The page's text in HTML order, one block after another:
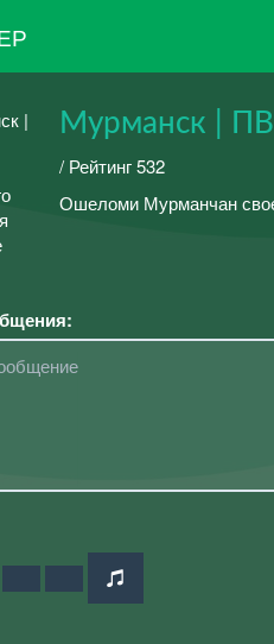
Мурманск |
/ Рейтинг 532
Ошеломи Мурманчан